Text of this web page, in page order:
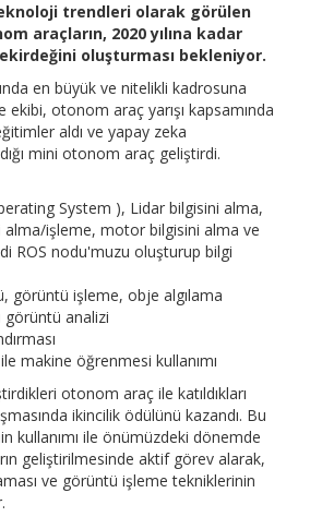
trendleri olarak görülen
araçların, 2020 yılına kadar
oluşturması bekleniyor.
en büyük ve nitelikli kadrosuna
ekibi, otonom araç yarışı kapsamında
aldı ve yapay zeka
mini otonom araç geliştirdi.
System ), Lidar bilgisini alma,
alma/işleme, motor bilgisini alma ve
ROS nodu'muzu oluşturup bilgi
görüntü işleme, obje algılama
görüntü analizi
makine öğrenmesi kullanımı
otonom araç ile katıldıkları
ikincilik ödülünü kazandı. Bu
kullanımı ile önümüzdeki dönemde
geliştirilmesinde aktif görev alarak,
ve görüntü işleme tekniklerinin